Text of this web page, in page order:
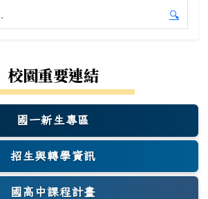
🔍
開始舊
校園重要連結
國一新生專區
(另開新視窗)
招生與轉學資訊
國高中課程計畫